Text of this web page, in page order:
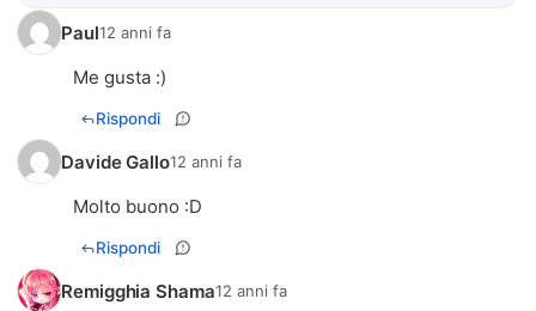
Paul12 anni fa
Me gusta :)
Rispondi
Davide Gallo12 anni fa
Molto buono :D
Rispondi
Remigghia Shama12 anni fa